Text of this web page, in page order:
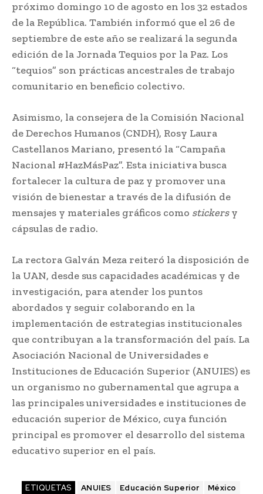
próximo domingo 10 de agosto en los 32 estados
de la República. También informó que el 26 de
septiembre de este año se realizará la segunda
edición de la Jornada Tequios por la Paz. Los
“tequios” son prácticas ancestrales de trabajo
comunitario en beneficio colectivo.
Asimismo, la consejera de la Comisión Nacional
de Derechos Humanos (CNDH), Rosy Laura
Castellanos Mariano, presentó la “Campaña
Nacional #HazMásPaz”. Esta iniciativa busca
fortalecer la cultura de paz y promover una
visión de bienestar a través de la difusión de
mensajes y materiales gráficos como stickersy
cápsulas de radio.
La rectora Galván Meza reiteró la disposición de
la UAN, desde sus capacidades académicas y de
investigación, para atender los puntos
abordados y seguir colaborando en la
implementación de estrategias institucionales
que contribuyan a la transformación del país. La
Asociación Nacional de Universidades e
Instituciones de Educación Superior (ANUIES) es
un organismo no gubernamental que agrupa a
las principales universidades e instituciones de
educación superior de México, cuya función
principal es promover el desarrollo del sistema
educativo superior en el país.
ETIQUETAS ANUIES Educación Superior
México